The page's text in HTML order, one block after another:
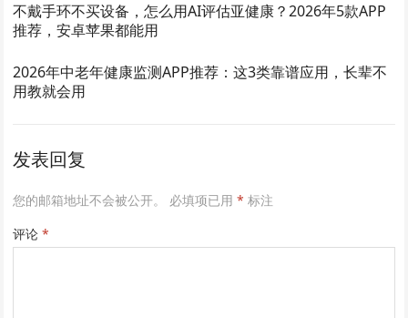
不戴手环不买设备，怎么用AI评估亚健康？2026年5款APP
推荐，安卓苹果都能用
2026年中老年健康监测APP推荐：这3类靠谱应用，长辈不
用教就会用
发表回复
您的邮箱地址不会被公开。 必填项已用* 标注
评论*